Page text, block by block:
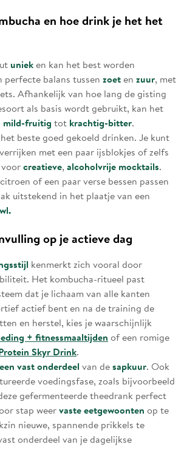
en hoe drink je het het
unieken kan het best worden
perfecte balans tussen zoeten zuur, met
Afhankelijk van hoe lang de gisting
als basis wordt gebruikt, kan het
mild-fruitig tot krachtig-bitter.
beste goed gekoeld drinken. Je kunt
met een paar ijsblokjes of zelfs
creatieve, alcoholvrije mocktails.
of een paar verse bessen passen
uitstekend in het plaatje van een
op je actieve dag
kenmerkt zich vooral door
Het kombucha-ritueel past
dat je lichaam van alle kanten
actief bent en na de training de
en herstel, kies je waarschijnlijk
+ fitnessmaaltijden of een romige
Skyr Drink.
een vast onderdeel van desapkuur. Ook
voedingsfase, zoals bijvoorbeeld
gefermenteerde theedrank perfect
stap weervaste eetgewoonten op te
nieuwe, spannende prikkels te
onderdeel van je dagelijkse